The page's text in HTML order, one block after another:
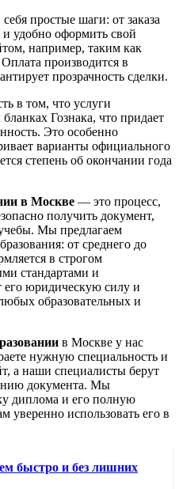
простые шаги: от заказа
удобно оформить свой
например, таким как
производится в
прозрачность сделки.
в том, что услуги
Гознака, что придает
Это особенно
варианты официального
степень об окончании года
в Москве — это процесс,
получить документ,
Мы предлагаем
от среднего до
в строгом
стандартами и
его юридическую силу и
образовательных и
в Москве у нас
нужную специальность и
а наши специалисты берут
документа. Мы
диплома и его полную
уверенно использовать его в
быстро и без лишних